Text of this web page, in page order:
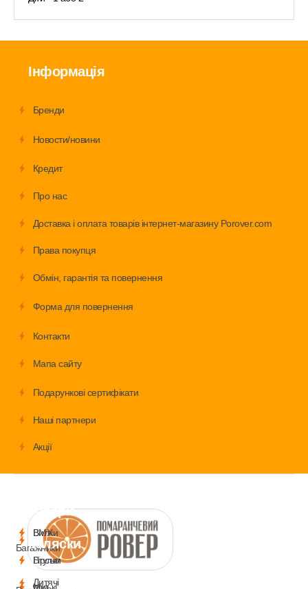
Інформація
Бренди
Новости/новини
Кредит
Про нас
Доставка і оплата товарів інтернет-магазину Porover.com
Права покупця
Обмiн, гарантія та повернення
Форма для повернення
Контакти
Мапа сайту
Подарункові сертифікати
Наші партнери
Акції
BMX
Гірські
Багажники
Вилки
Втулки
товари
і
коляски
Дитячі